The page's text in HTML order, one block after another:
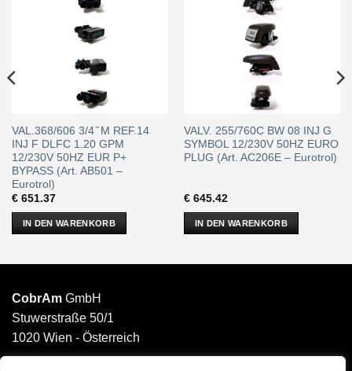
VAL.368/606 3/4 ̋ M REF.14
INJ F DLFC 1.20 GPM
12/230V 50HZ EUR P+
BYPASS (Art. AB501 –
Eurotrol)
€651.37
IN DEN WARENKORB
VALV. 255/760C BW 08 INJ G
SYMBOL 12/230V 50HZ EURO
PLUG (Art. AC206E – Eurotrol)
€645.42
IN DEN WARENKORB
CobrAm GmbH
Stuwerstraße 50/1
1020 Wien - Österreich
______________________